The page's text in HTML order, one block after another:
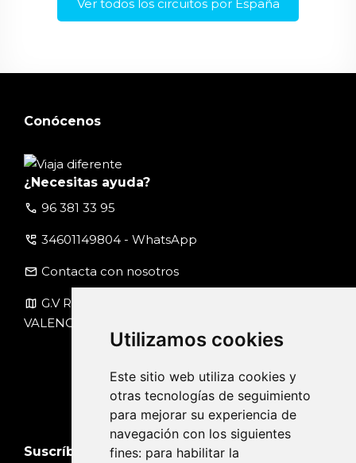
Utilizamos cookies
Este sitio web utiliza cookies y
otras tecnologías de seguimiento
para mejorar su experiencia de
navegación con los siguientes
fines: para habilitar la
Ver todos los circuitos por España
Conócenos
¿Necesitas ayuda?
call 96 381 33 95
perm_phone_msg 34601149804 - WhatsApp
email Contacta con nosotros
map G.V Ramón y Cajal, nº 1 Piso 1, pta 4-A 46007
VALENCIA
Suscríbete